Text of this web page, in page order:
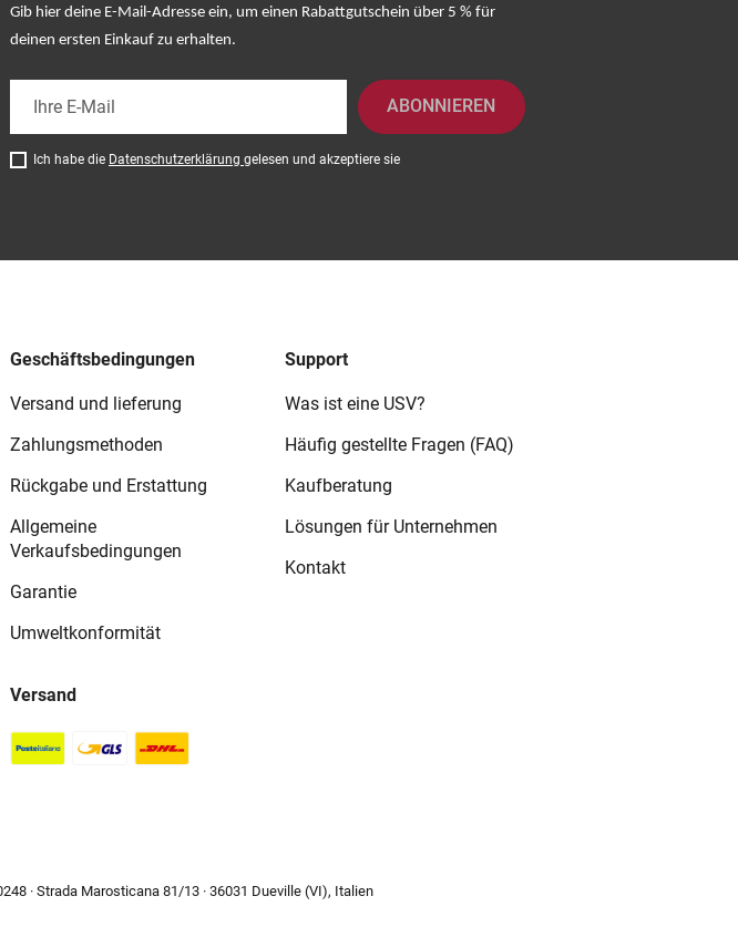
Gib hier deine E-Mail-Adresse ein, um einen Rabattgutschein über 5 % für
deinen ersten Einkauf zu erhalten.
ABONNIEREN
Ich habe die Datenschutzerklärung gelesen und akzeptiere sie
Geschäftsbedingungen
Versand und lieferung
Zahlungsmethoden
Rückgabe und Erstattung
Allgemeine
Verkaufsbedingungen
Garantie
Umweltkonformität
Support
Was ist eine USV?
Häufig gestellte Fragen (FAQ)
Kaufberatung
Lösungen für Unternehmen
Kontakt
Versand
· Strada Marosticana 81/13 · 36031 Dueville (VI), Italien